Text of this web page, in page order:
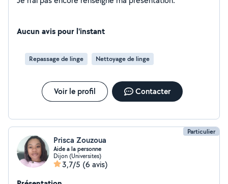
Aucun avis pour l'instant
Repassage de linge Nettoyage de linge
Voir le profil Contacter
Particulier
Prisca Zouzoua
Aide a la personne
Dijon (Universites)
3,7/5 (6 avis)